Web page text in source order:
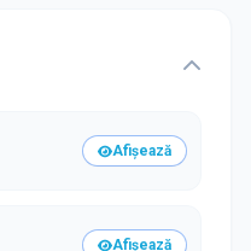
Afișează
Afișează